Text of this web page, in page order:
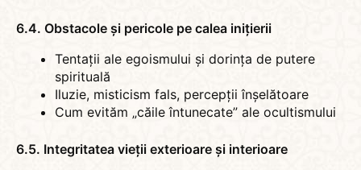
6.4. Obstacole și pericole pe calea inițierii
Tentații ale egoismului și dorința de putere
spirituală
Iluzie, misticism fals, percepții înșelătoare
Cum evităm „căile întunecate” ale ocultismului
6.5. Integritatea vieții exterioare și interioare